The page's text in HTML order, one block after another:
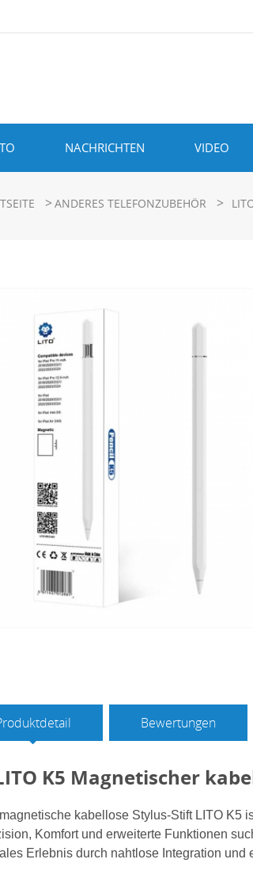
NACHRICHTEN VIDEO
>ANDERES TELEFONZUBEHÖR >
Bewertungen
K5 Magnetischer
kabellose Stylus-Stift LITO K5
Komfort und erweiterte Funktionen
Erlebnis durch nahtlose Integration und